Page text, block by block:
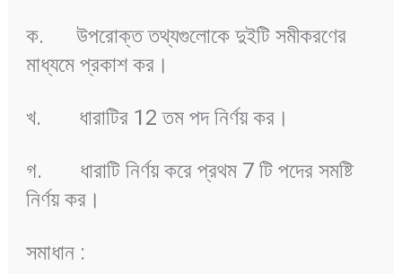
ক. উপরোক্ত তথ্যগুলোকে দুইটি সমীকরণের
মাধ্যমে প্রকাশ কর।
খ. ধারাটির 12 তম পদ নির্ণয় কর।
গ. ধারাটি নির্ণয় করে প্রথম 7 টি পদের সমষ্টি
নির্ণয় কর।
সমাধান :